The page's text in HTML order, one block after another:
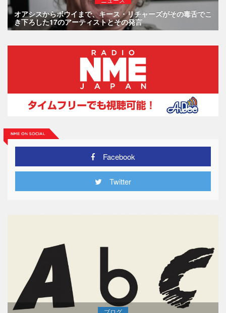
オアシスからボウイまで、キース・リチャーズがその毒舌でこ
き下ろした17のアーティストとその発言
Facebook
Twitter